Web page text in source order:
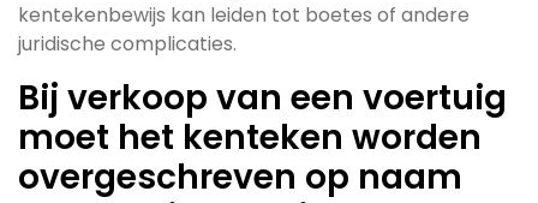
kentekenbewijs kan leiden tot boetes of andere
juridische complicaties.
Bij verkoop van een voertuig
moet het kenteken worden
overgeschreven op naam